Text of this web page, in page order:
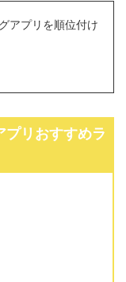
アプリを順位付け
プリおすすめラ